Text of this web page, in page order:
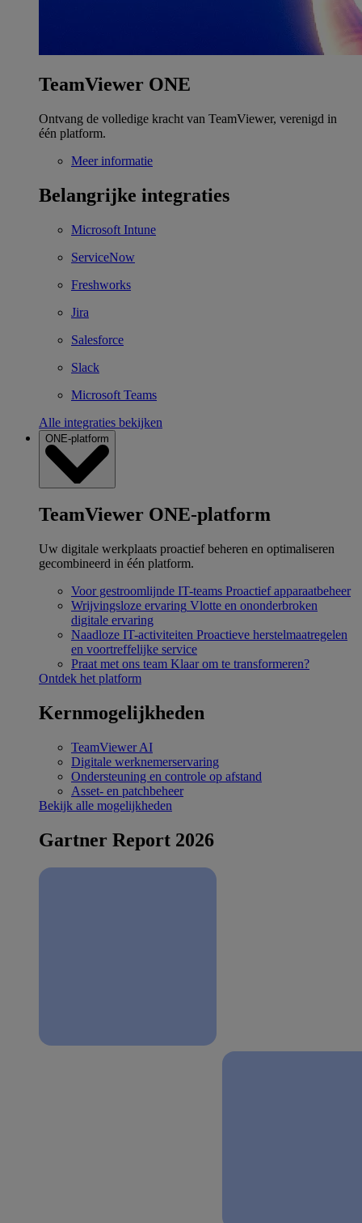
TeamViewer ONE
Ontvang de volledige kracht van TeamViewer, verenigd in
één platform.
Meer informatie
Belangrijke integraties
Microsoft Intune
ServiceNow
Freshworks
Jira
Salesforce
Slack
Microsoft Teams
Alle integraties bekijken
ONE-platform
TeamViewer ONE-platform
Uw digitale werkplaats proactief beheren en optimaliseren
gecombineerd in één platform.
Voor gestroomlijnde IT-teams Proactief apparaatbeheer
Wrijvingsloze ervaring Vlotte en ononderbroken
digitale ervaring
Naadloze IT-activiteiten Proactieve herstelmaatregelen
en voortreffelijke service
Praat met ons team Klaar om te transformeren?
Ontdek het platform
Kernmogelijkheden
TeamViewer AI
Digitale werknemerservaring
Ondersteuning en controle op afstand
Asset- en patchbeheer
Bekijk alle mogelijkheden
Gartner Report 2026